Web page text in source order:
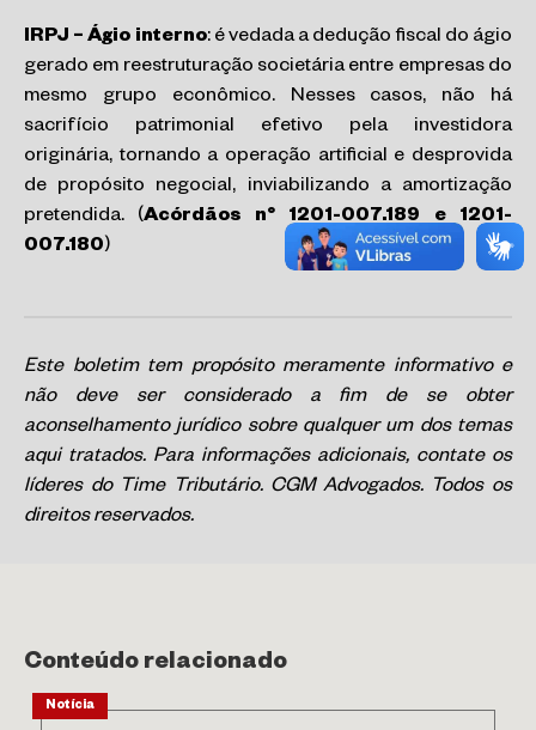
IRPJ – Ágio interno: é vedada a dedução fiscal do ágio
gerado em reestruturação societária entre empresas do
mesmo grupo econômico. Nesses casos, não há
sacrifício patrimonial efetivo pela investidora
originária, tornando a operação artificial e desprovida
de propósito negocial, inviabilizando a amortização
pretendida. (Acórdãos n° 1201-007.189 e 1201-
007.180)
Este boletim tem propósito meramente informativo e
não deve ser considerado a fim de se obter
aconselhamento jurídico sobre qualquer um dos temas
aqui tratados. Para informações adicionais, contate os
líderes do Time Tributário. CGM Advogados. Todos os
direitos reservados.
Conteúdo relacionado
Notícia